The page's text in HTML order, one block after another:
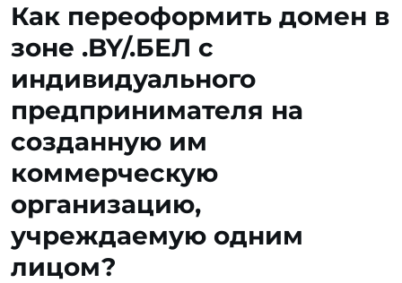
Как переоформить домен в
зоне .BY/.БЕЛ с
индивидуального
предпринимателя на
созданную им
коммерческую
организацию,
учреждаемую одним
лицом?